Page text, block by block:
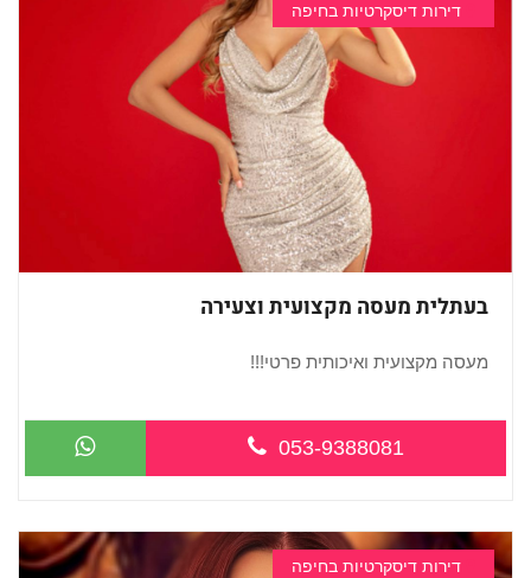
דירות דיסקרטיות בחיפה
בעתלית מעסה מקצועית וצעירה
מעסה מקצועית ואיכותית פרטי!!!
053-9388081
דירות דיסקרטיות בחיפה